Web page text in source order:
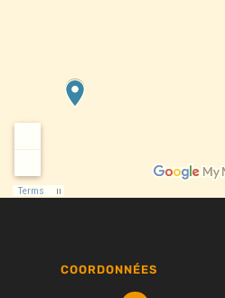
COORDONNÉES